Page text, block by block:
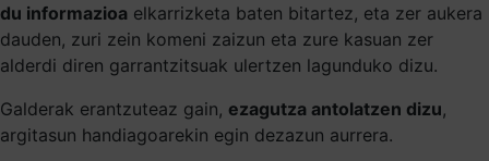
du informazioa elkarrizketa baten bitartez, eta zer aukera
dauden, zuri zein komeni zaizun eta zure kasuan zer
alderdi diren garrantzitsuak ulertzen lagunduko dizu.
Galderak erantzuteaz gain, ezagutza antolatzen dizu,
argitasun handiagoarekin egin dezazun aurrera.